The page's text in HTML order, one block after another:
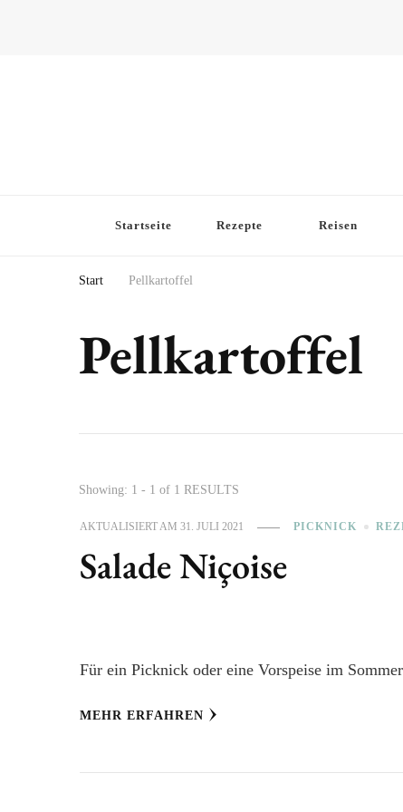
Startseite Rezepte Reisen
Start Pellkartoffel
Pellkartoffel
Showing: 1 - 1 of 1 RESULTS
AKTUALISIERT AM 31. JULI 2021 PICKNICK
Salade Niçoise
Für ein Picknick oder eine Vorspeise im
MEHR ERFAHREN